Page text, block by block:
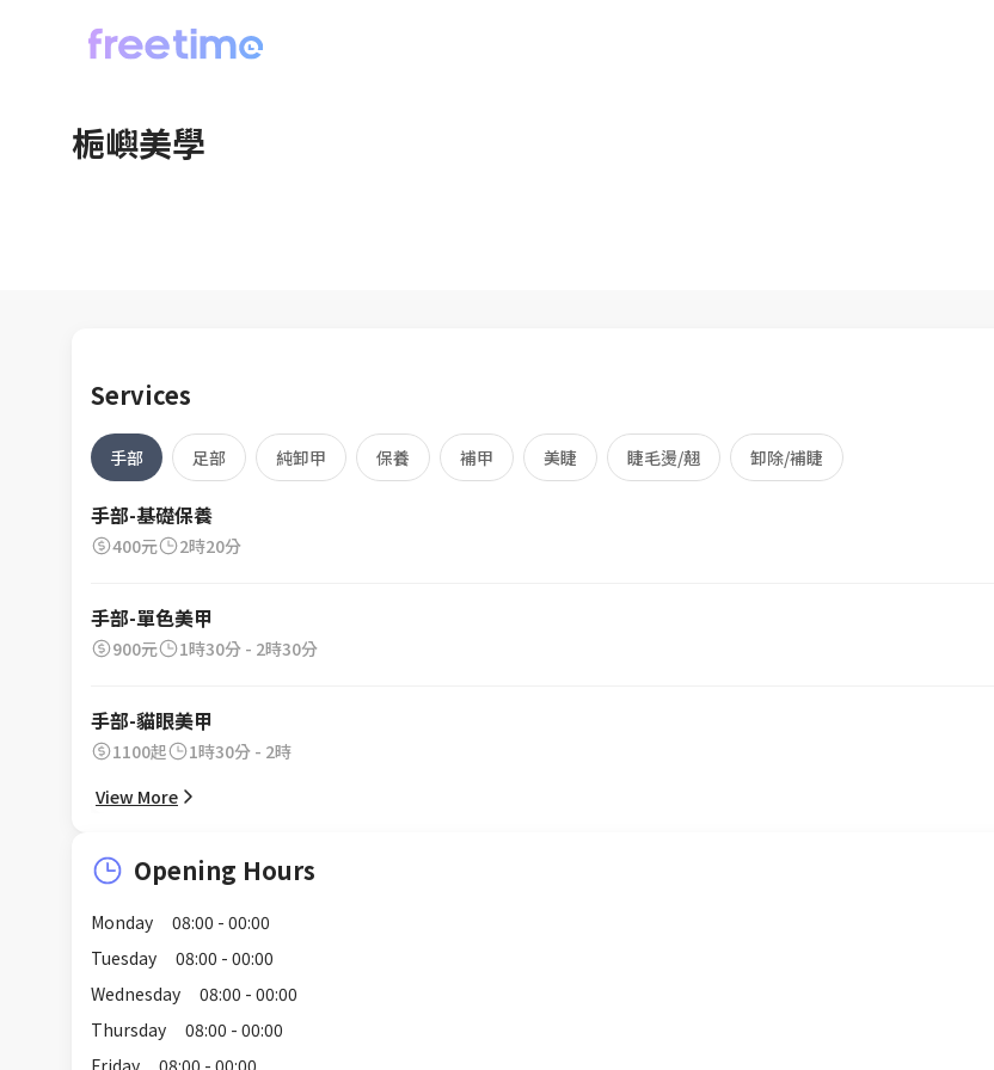
梔嶼美學
Services
手部 足部 純卸甲 保養 補甲 美睫 睫毛燙/翹 卸除/補睫
手部-基礎保養
400元 2時20分
手部-單色美甲
900元 1時30分 - 2時30分
手部-貓眼美甲
1100起
1時30分 - 2時
View More
Opening Hours
Monday
08:00 - 00:00
Tuesday
08:00 - 00:00
Wednesday
08:00 - 00:00
Thursday
08:00 - 00:00